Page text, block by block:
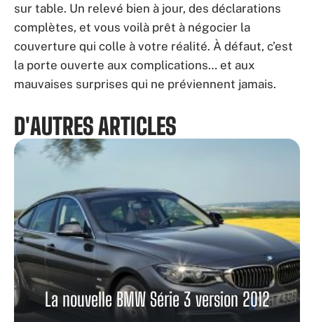
sur table. Un relevé bien à jour, des déclarations
complètes, et vous voilà prêt à négocier la
couverture qui colle à votre réalité. À défaut, c’est
la porte ouverte aux complications… et aux
mauvaises surprises qui ne préviennent jamais.
D'AUTRES ARTICLES
La nouvelle BMW Série 3 version 2012